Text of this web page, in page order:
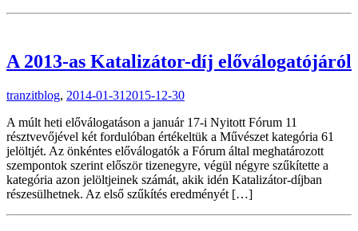
A 2013-as Katalizátor-díj előválogatójáról
tranzitblog, 2014-01-31 2015-12-30
A múlt heti előválogatáson a január 17-i Nyitott Fórum 11
résztvevőjével két fordulóban értékeltük a Művészet kategória 61
jelöltjét. Az önkéntes előválogatók a Fórum által meghatározott
szempontok szerint először tizenegyre, végül négyre szűkítette a
kategória azon jelöltjeinek számát, akik idén Katalizátor-díjban
részesülhetnek. Az első szűkítés eredményét […]